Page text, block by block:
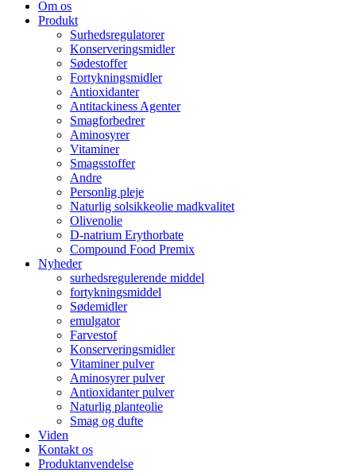
Om os
Produkt
Surhedsregulatorer
Konserveringsmidler
Sødestoffer
Fortykningsmidler
Antioxidanter
Antitackiness Agenter
Smagforbedrer
Aminosyrer
Vitaminer
Smagsstoffer
Andre
Personlig pleje
Naturlig solsikkeolie madkvalitet
Olivenolie
D-natrium Erythorbate
Compound Food Premix
Nyheder
surhedsregulerende middel
fortykningsmiddel
Sødemidler
emulgator
Farvestof
Konserveringsmidler
Vitaminer pulver
Aminosyrer pulver
Antioxidanter pulver
Naturlig planteolie
Smag og dufte
Viden
Kontakt os
Produktanvendelse